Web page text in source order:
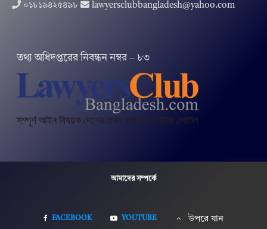
০১৮১৯৪২৫৪৯৮
lawyersclubbangladesh@yahoo.com
তথ‌্য অ‌ধিদপ্ত‌রের নিবন্ধন নম্বর – ৮৩
আমাদের সম্পর্কে
FACEBOOK YOUTUBE উপরে যান